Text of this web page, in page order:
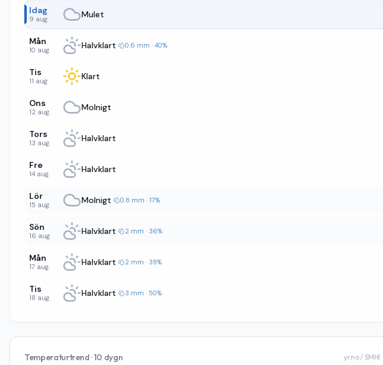
Idag
9 aug. Mulet
Mån
10 aug. Halvklart· 0.6 mm · 40%
Tis
11 aug. Klart
Ons
12 aug. Molnigt
Tors
13 aug. Halvklart
Fre
14 aug. Halvklart
Lör
15 aug. Molnigt· 0.8 mm · 17%
Sön
16 aug. Halvklart· 2 mm · 36%
Mån
17 aug. Halvklart· 2 mm · 38%
Tis
18 aug. Halvklart· 3 mm · 50%
Temperaturtrend · 10 dygn yr.no / SMHI